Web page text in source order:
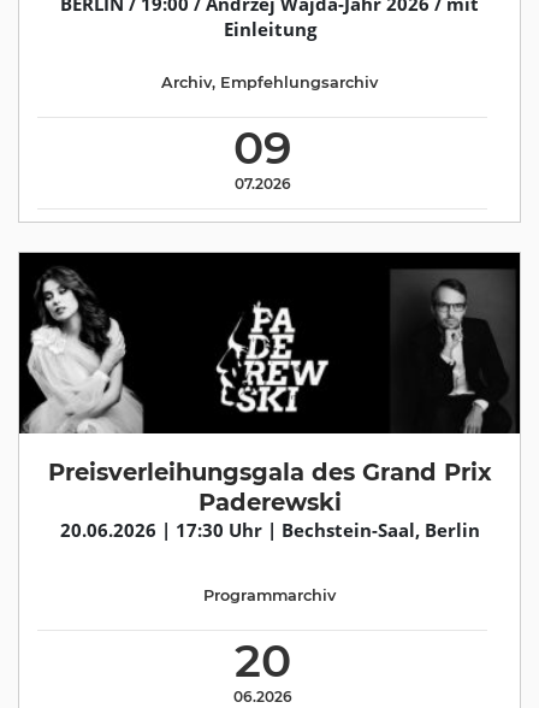
Einleitung
09
07.2026
Archiv, Empfehlungsarchiv
Preisverleihungsgala des Grand Prix
Paderewski
20.06.2026 | 17:30 Uhr | Bechstein-Saal, Berlin
20
06.2026
Programmarchiv